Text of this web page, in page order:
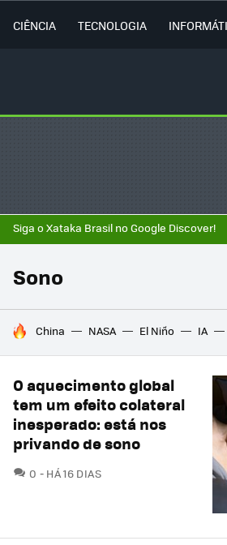
CIÊNCIA TECNOLOGIA
Siga o Xataka Brasil no Google Discover!
Sono
TENDÊNCIAS DO DIA
China NASA El Niño IA
O aquecimento global
tem um efeito colateral
inesperado: está nos
privando de sono
0 COMENTÁRIOS
HÁ 16 DIAS